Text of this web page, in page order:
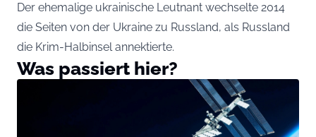
Der ehemalige ukrainische Leutnant wechselte 2014
die Seiten von der Ukraine zu Russland, als Russland
die Krim-Halbinsel annektierte.
Was passiert hier?